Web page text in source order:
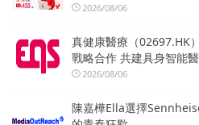
2026/08/06
真健康醫療（02697.HK
戰略合作 共建具身智能
2026/08/06
陳嘉樺Ella選擇